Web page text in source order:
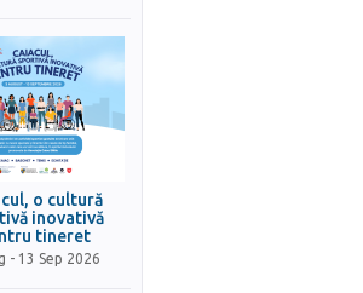
o cultură
inovativă
tineret
- 13 Sep 2026